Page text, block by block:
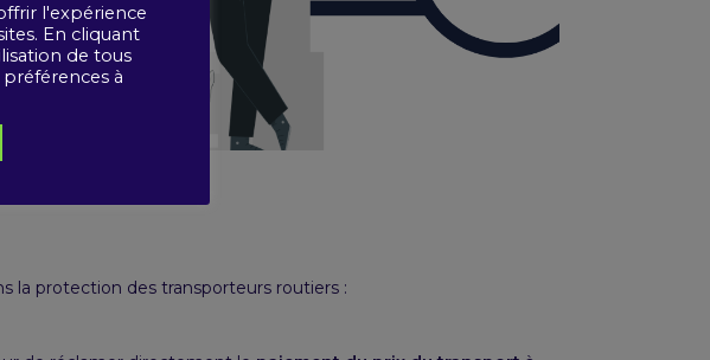
la protection des transporteurs routiers :
l'expérience
En cliquant
de tous
à